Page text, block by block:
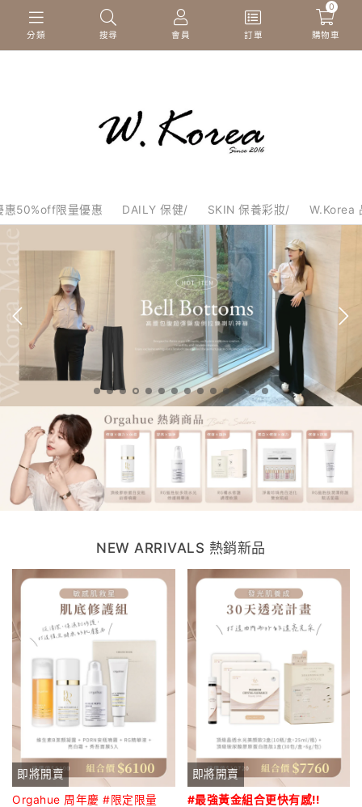
分類 搜尋 會員 訂單
0
購物車
惠50%off限量優惠 DAILY 保健/ SKIN 保養彩妝/ W.Korea
NEW ARRIVALS 熱銷新品
即將開賣
Orgahue 周年慶 #限定限量
即將開賣
#最強黃金組合更快有感!!